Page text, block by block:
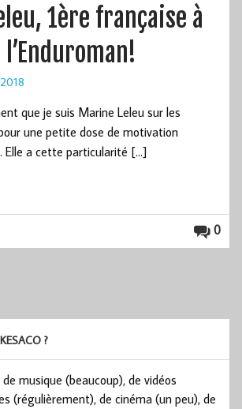
1ère française à
que je suis Marine Leleu sur les
une petite dose de motivation
Elle a cette particularité […]
0
?
musique (beaucoup), de vidéos
(régulièrement), de cinéma (un peu), de